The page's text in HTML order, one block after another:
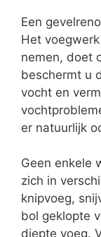
Een
Het
nemen, doet
beschermt u
vocht en
er natuurlijk
Geen enkele
zich in
knipvoeg,
bol geklopte
diepte voeg.